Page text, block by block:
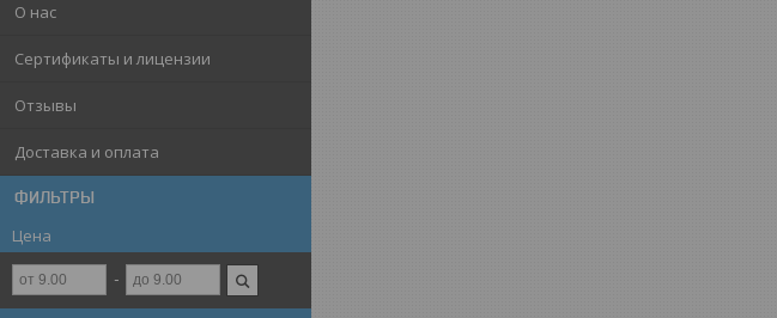
О нас
Сертификаты и лицензии
Отзывы
Доставка и оплата
ФИЛЬТРЫ
Цена